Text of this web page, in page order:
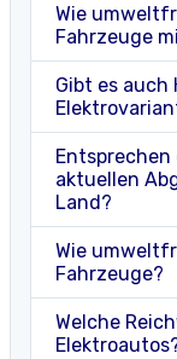
Wie
Fahrzeuge
Gibt es auch
aktuellen
Land?
Wie
Fahrzeuge?
Welche